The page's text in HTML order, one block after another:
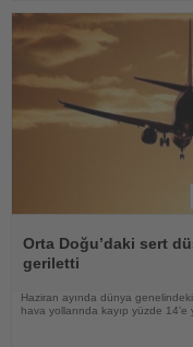
Oku
Orta Doğu’daki sert
geriletti
Haziran ayında dünya
hava yollarında kayıp yüzde 14’e